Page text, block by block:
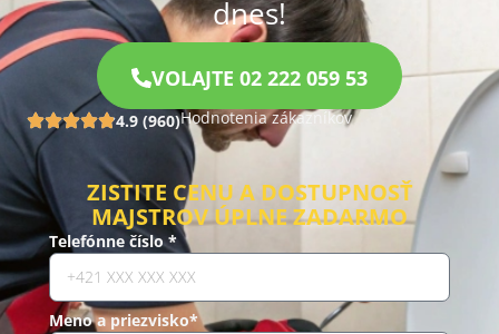
dnes!
VOLAJTE 02 222 059 53
4.9 (960)Hodnotenia zákazníkov
ZISTITE CENU A DOSTUPNOSŤ
MAJSTROV ÚPLNE ZADARMO
Telefónne číslo *
Meno a priezvisko*